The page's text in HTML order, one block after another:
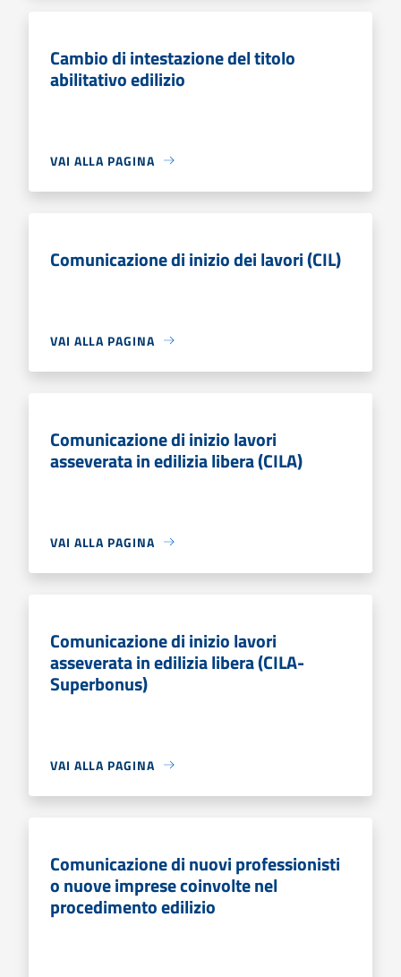
Cambio di intestazione del titolo
abilitativo edilizio
VAI ALLA PAGINA
Comunicazione di inizio dei lavori (CIL)
VAI ALLA PAGINA
Comunicazione di inizio lavori
asseverata in edilizia libera (CILA)
VAI ALLA PAGINA
Comunicazione di inizio lavori
asseverata in edilizia libera (CILA-
Superbonus)
VAI ALLA PAGINA
Comunicazione di nuovi professionisti
o nuove imprese coinvolte nel
procedimento edilizio